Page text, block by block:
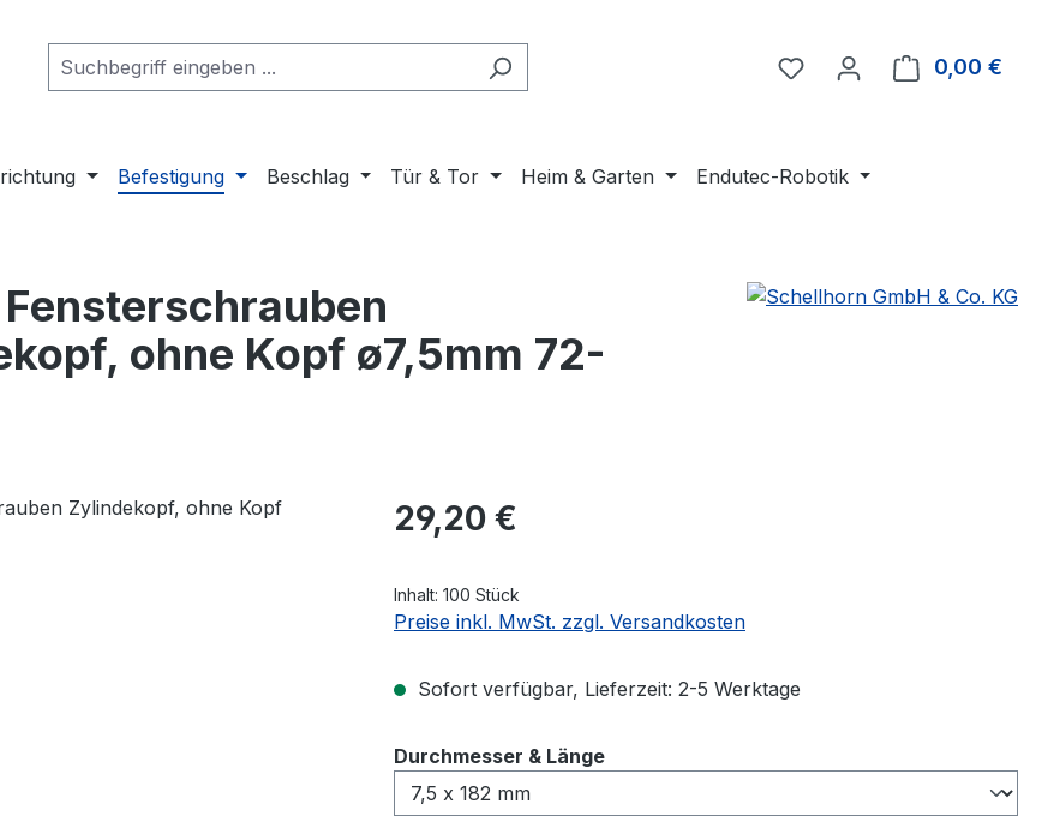
Du hast 0 Produkte auf
0,00 €
Befestigung Beschlag Tür & Tor Heim & Garten Endutec-Robotik
ohne Kopf ø7,5mm 72-
Regulärer Preis:
29,20 €
Inhalt: 100 Stück
Preise inkl. MwSt. zzgl. Versandkosten
Sofort verfügbar, Lieferzeit: 2-5 Werktage
Durchmesser & Längeauswählen